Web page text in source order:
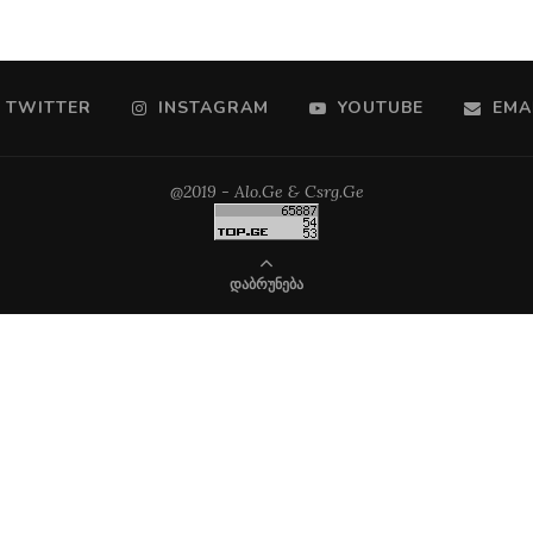
TWITTER INSTAGRAM YOUTUBE
@2019 - Alo.Ge & Csrg.Ge
ᲓᲐᲑᲠᲣᲜᲔᲑᲐ